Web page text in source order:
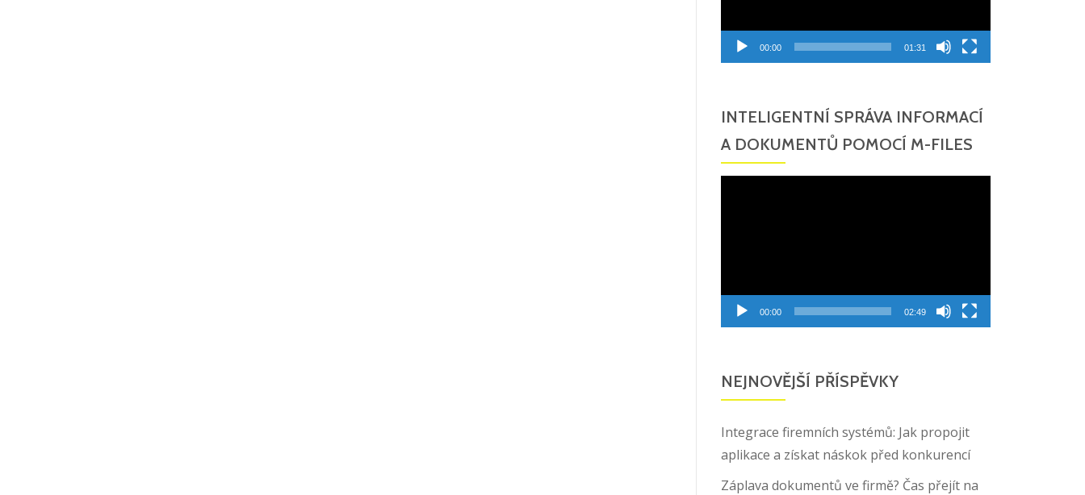
00:00 01:31
INTELIGENTNÍ SPRÁVA INFORMACÍ
A DOKUMENTŮ POMOCÍ M-FILES
00:00 02:49
NEJNOVĚJŠÍ PŘÍSPĚVKY
Integrace firemních systémů: Jak propojit
aplikace a získat náskok před konkurencí
Záplava dokumentů ve firmě? Čas přejít na